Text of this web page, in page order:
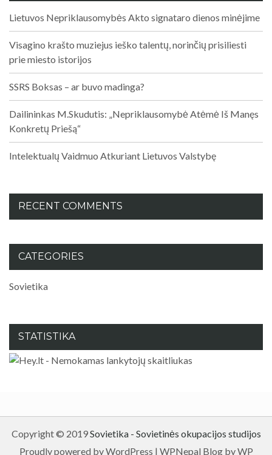
Lietuvos Nepriklausomybės Akto signataro dienos minėjime
Visagino krašto muziejus ieško talentų, norinčių prisiliesti
prie miesto istorijos
SSRS Boksas – ar buvo madinga?
Dailininkas M.Skudutis: „Nepriklausomybė Atėmė Iš Manęs
Konkretų Priešą“
Intelektualų Vaidmuo Atkuriant Lietuvos Valstybę
RECENT COMMENTS
CATEGORIES
Sovietika
STATISTIKA
Copyright © 2019Sovietika - Sovietinės okupacijos studijos
Proudly powered by WordPress | WPNepal Blog by WP